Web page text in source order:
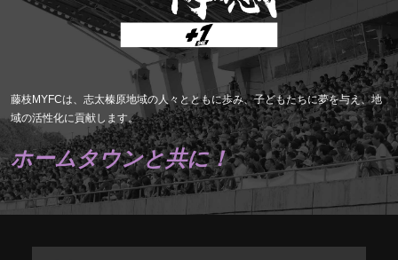
藤枝MYFCは、志太榛原地域の人々とともに歩み、子どもたちに夢を与え、地
域の活性化に貢献します。
ホームタウンと共に！